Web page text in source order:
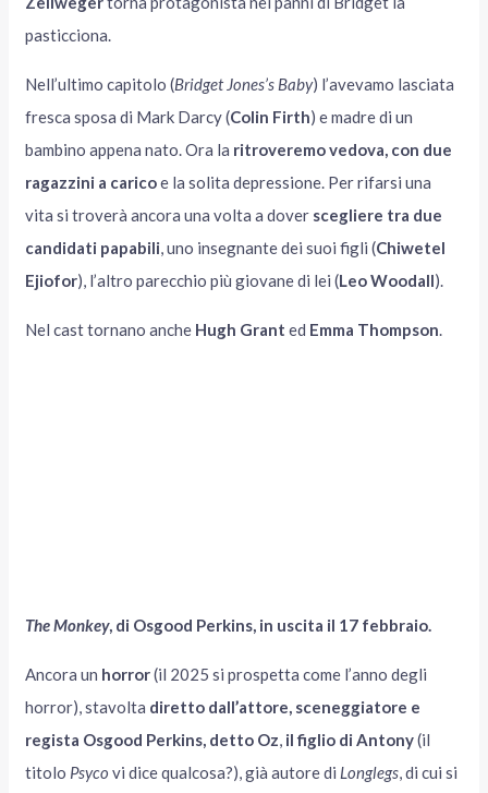
pasticciona.
Nell’ultimo capitolo (Bridget Jones’s Baby) l’avevamo lasciata
fresca sposa di Mark Darcy (Colin Firth) e madre di un
bambino appena nato. Ora la ritroveremo vedova, con due
ragazzini a caricoe la solita depressione. Per rifarsi una
vita si troverà ancora una volta a dover scegliere tra due
candidati papabili, uno insegnante dei suoi figli (Chiwetel
Ejiofor), l’altro parecchio più giovane di lei (Leo Woodall).
Nel cast tornano anche Hugh Granted Emma Thompson.
The Monkey, di Osgood Perkins, in uscita il 17 febbraio.
Ancora un horror(il 2025 si prospetta come l’anno degli
horror), stavolta diretto dall’attore, sceneggiatore e
regista Osgood Perkins, detto Oz, il figlio di Antony(il
titolo Psyco vi dice qualcosa?), già autore di Longlegs, di cui si